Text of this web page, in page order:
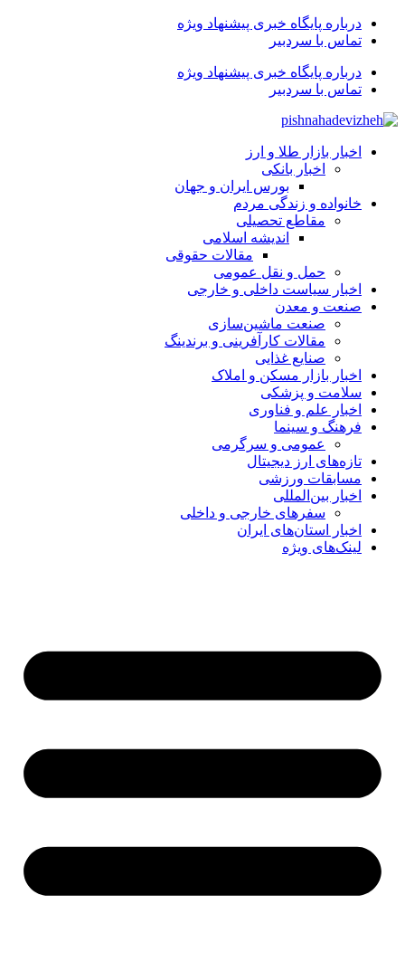
درباره پایگاه خبری پیشنهاد ویژه
تماس با سردبیر
درباره پایگاه خبری پیشنهاد ویژه
تماس با سردبیر
اخبار بازار طلا و ارز
اخبار بانکی
بورس ایران و جهان
خانواده و زندگی مردم
مقاطع تحصیلی
اندیشه اسلامی
مقالات حقوقی
حمل و نقل عمومی
اخبار سیاست داخلی و خارجی
صنعت و معدن
صنعت ماشین‌سازی
مقالات کارآفرینی و برندینگ
صنایع غذایی
اخبار بازار مسکن و املاک
سلامت و پزشکی
اخبار علم و فناوری
فرهنگ و سینما
عمومی و سرگرمی
تازه‌های ارز دیجیتال
مسابقات ورزشی
اخبار بین‌المللی
سفرهای خارجی و داخلی
اخبار استان‌های ایران
لینک‌های ویژه